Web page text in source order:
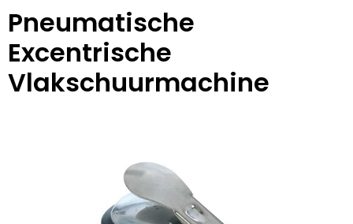
Pneumatische
Excentrische
Vlakschuurmachine